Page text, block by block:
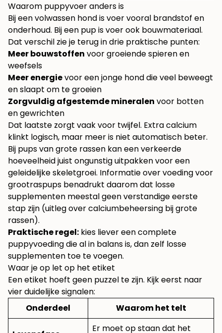
Waarom puppyvoer anders is
Bij een volwassen hond is voer vooral brandstof en
onderhoud. Bij een pup is voer ook bouwmateriaal.
Dat verschil zie je terug in drie praktische punten:
Meer bouwstoffen voor groeiende spieren en
weefsels
Meer energievoor een jonge hond die veel beweegt
en slaapt om te groeien
Zorgvuldig afgestemde mineralen voor botten
en gewrichten
Dat laatste zorgt vaak voor twijfel. Extra calcium
klinkt logisch, maar meer is niet automatisch beter.
Bij pups van grote rassen kan een verkeerde
hoeveelheid juist ongunstig uitpakken voor een
geleidelijke skeletgroei. Informatie over voeding voor
grootraspups benadrukt daarom dat losse
supplementen meestal geen verstandige eerste
stap zijn (uitleg over calciumbeheersing bij grote
rassen).
Praktische regel: kies liever een complete
puppyvoeding die al in balans is, dan zelf losse
supplementen toe te voegen.
Waar je op let op het etiket
Een etiket hoeft geen puzzel te zijn. Kijk eerst naar
vier duidelijke signalen:
Onderdeel
Waarom het telt
Er moet op staan dat het